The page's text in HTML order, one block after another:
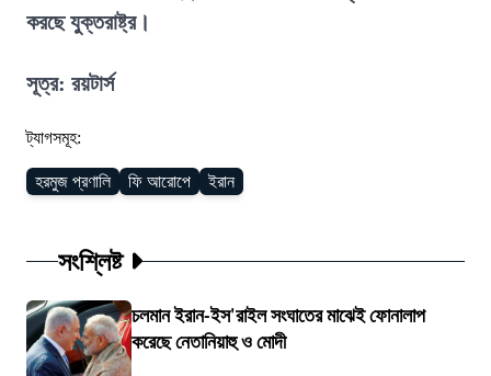
করছে যুক্তরাষ্ট্র।
সূত্র: রয়টার্স
ট্যাগসমূহ:
হরমুজ প্রণালি ফি আরোপে ইরান
সংশ্লিষ্ট
চলমান ইরান-ইস'রাইল সংঘাতের মাঝেই ফোনালাপ
করেছে নেতানিয়াহু ও মোদী